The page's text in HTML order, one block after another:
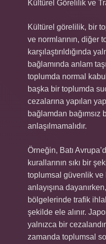
Kültürel Görelilik ve
Kültürel görelilik, bir
ve normlarının, diğer
karşılaştırıldığında
bağlamında anlam
toplumda normal
başka bir toplumda
cezalarına yapılan
bağlamdan bağımsız
anlaşılmamalıdır.
Örneğin, Batı
kurallarının sıkı bir
toplumsal güvenlik
anlayışına
bölgelerinde trafik
şekilde ele alınır.
yalnızca bir
zamanda toplumsal